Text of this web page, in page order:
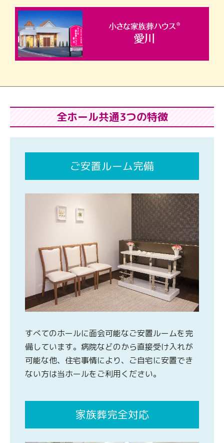
全ホール共通3つの特徴
ご安置ルーム完備
すべてのホールに面会可能なご安置ルームを完
備しています。病院などのから直接受け入れが
可能な他、住宅事情により、ご自宅に安置でき
ない方は当ホールをご利用ください。
家族葬完全対応